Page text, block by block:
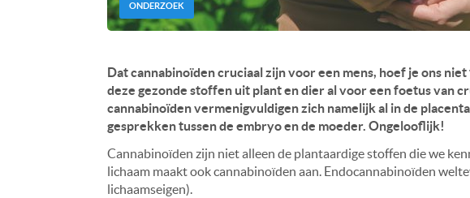
ONDERZOEK
Dat cannabinoïden cruciaal zijn voor een mens, hoef je ons
deze gezonde stoffen uit plant en dier al voor een foetus van
cannabinoïden vermenigvuldigen zich namelijk al in de
gesprekken tussen de embryo en de moeder. Ongelooflijk!
Cannabinoïden zijn niet alleen de plantaardige stoffen die we
lichaam maakt ook cannabinoïden aan. Endocannabinoïden
lichaamseigen).